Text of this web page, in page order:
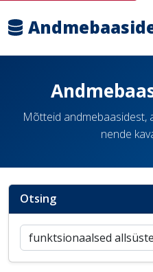
Mõtteid andmebaasidest,
nende
Otsing
Otsi postitusi